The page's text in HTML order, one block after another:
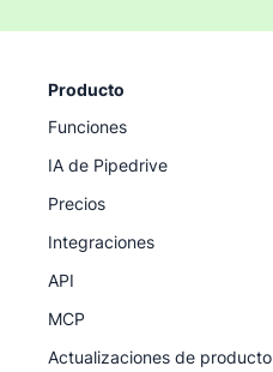
Producto
Funciones
IA de Pipedrive
Precios
Integraciones
API
MCP
Actualizaciones de producto